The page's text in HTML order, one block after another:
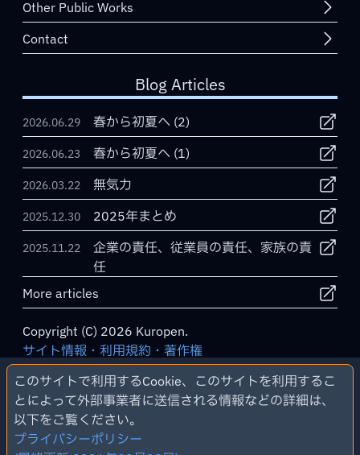
Other Public Works
Contact
Blog Articles
2026.06.29 春から初夏へ (2)
2026.06.23 春から初夏へ (1)
2026.03.22 無気力
2025.12.30 2025年まとめ
2025.11.22
企業の責任、従業員の責任、家族の責
任
More articles
Copyright (C) 2026 Kuropen.
サイト情報・利用規約・著作権
プライバシーポリシー
管理用画面
このサイトで利用するCookie、このサイトを利用するこ
とによって外部事業者に送信される情報などの詳細は、
以下をご覧ください。
プライバシーポリシー